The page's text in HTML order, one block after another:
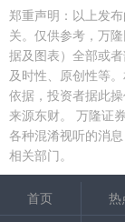
郑重声明：以上发
关。仅供参考，万
据及图表）全部或
及时性、原创性等
依据，投资者据此
来源东财。
万隆证
各种混淆视听的消
相关部门。
首页 热